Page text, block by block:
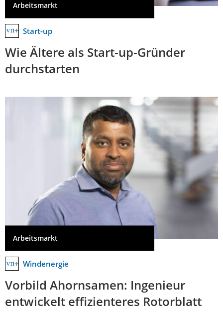
Arbeitsmarkt
Start-up
Wie Ältere als Start-up-Gründer
durchstarten
Arbeitsmarkt
Windenergie
Vorbild Ahornsamen: Ingenieur
entwickelt effizienteres Rotorblatt